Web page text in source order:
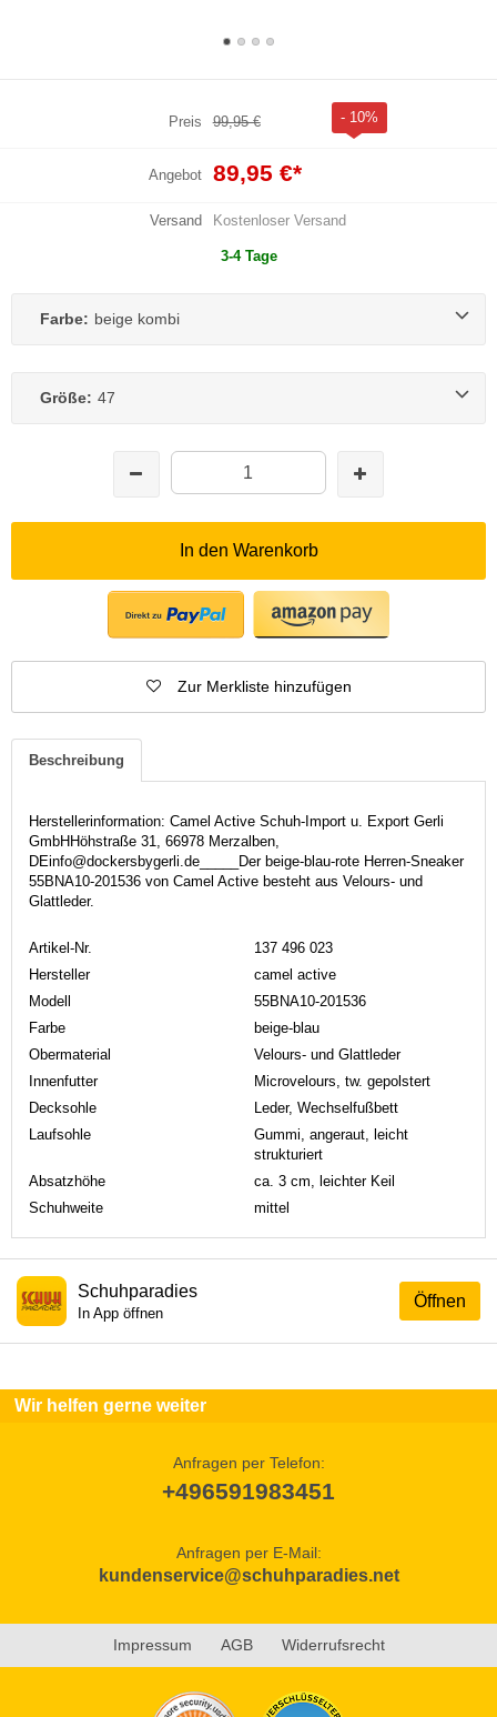
Preis 99,95 € - 10%
Angebot 89,95 €*
Versand Kostenloser Versand
3-4 Tage
Farbe: beige kombi
Größe: 47
In den Warenkorb
Zur Merkliste hinzufügen
Beschreibung
Herstellerinformation: Camel Active Schuh-Import u. Export Gerli
GmbHHöhstraße 31, 66978 Merzalben,
DEinfo@dockersbygerli.de_____Der beige-blau-rote Herren-Sneaker
55BNA10-201536 von Camel Active besteht aus Velours- und
Glattleder.
Artikel-Nr.
137 496 023
Hersteller
camel active
Modell
55BNA10-201536
Farbe
beige-blau
Obermaterial
Velours- und Glattleder
Innenfutter
Microvelours, tw. gepolstert
Decksohle
Leder, Wechselfußbett
Laufsohle
Gummi, angeraut, leicht
strukturiert
Absatzhöhe
ca. 3 cm, leichter Keil
Schuhweite
mittel
Öffnen
Schuhparadies
In App öffnen
Wir helfen gerne weiter
Anfragen per Telefon:
+496591983451
Anfragen per E-Mail:
kundenservice@schuhparadies.net
Impressum AGB Widerrufsrecht